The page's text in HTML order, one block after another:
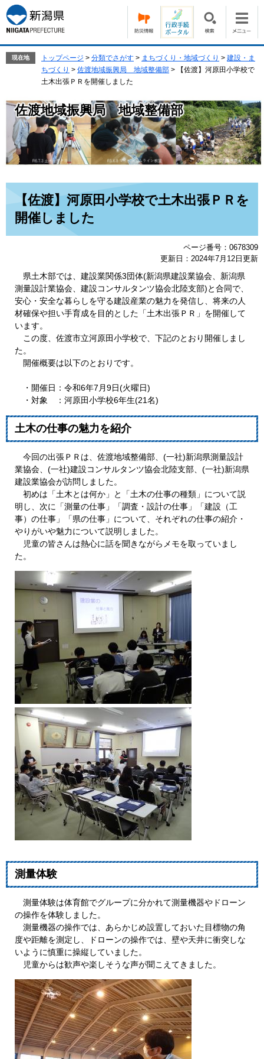
ー
ジ
の
ニ
ュ
ー
て
現在地 トップページ > 分類でさがす > まちづくり・地域づくり > 建設・ま
ちづくり > 佐渡地域振興局 地域整備部 >
【佐渡】河原田小学校で
土木出張ＰＲを開催しました
佐渡地域振興局 地域整備部
【佐渡】河原田小学校で土木出張ＰＲを
開催しました
ページ番号：0678309
更新日：2024年7月12日更新
県土木部では、建設業関係3団体(新潟県建設業協会、新潟県
測量設計業協会、建設コンサルタンツ協会北陸支部)と合同で、
安心・安全な暮らしを守る建設産業の魅力を発信し、将来の人
材確保や担い手育成を目的とした「土木出張ＰＲ」を開催して
います。
この度、佐渡市立河原田小学校で、下記のとおり開催しまし
た。
開催概要は以下のとおりです。
・開催日：令和6年7月9日(火曜日)
・対象 ：河原田小学校6年生(21名)
土木の仕事の魅力を紹介
今回の出張ＰＲは、佐渡地域整備部、(一社)新潟県測量設計
業協会、(一社)建設コンサルタンツ協会北陸支部、(一社)新潟県
建設業協会が訪問しました。
初めは「土木とは何か」と「土木の仕事の種類」について説
明し、次に「測量の仕事」「調査・設計の仕事」「建設（工
事）の仕事」「県の仕事」について、それぞれの仕事の紹介・
やりがいや魅力について説明しました。
児童の皆さんは熱心に話を聞きながらメモを取っていまし
た。
測量体験
測量体験は体育館でグループに分かれて測量機器やドローン
の操作を体験しました。
測量機器の操作では、あらかじめ設置しておいた目標物の角
度や距離を測定し、ドローンの操作では、壁や天井に衝突しな
いように慎重に操縦していました。
児童からは歓声や楽しそうな声が聞こえてきました。